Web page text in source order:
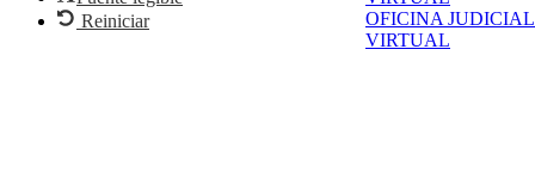
OFICINA JUDICIAL
VIRTUAL
Reiniciar